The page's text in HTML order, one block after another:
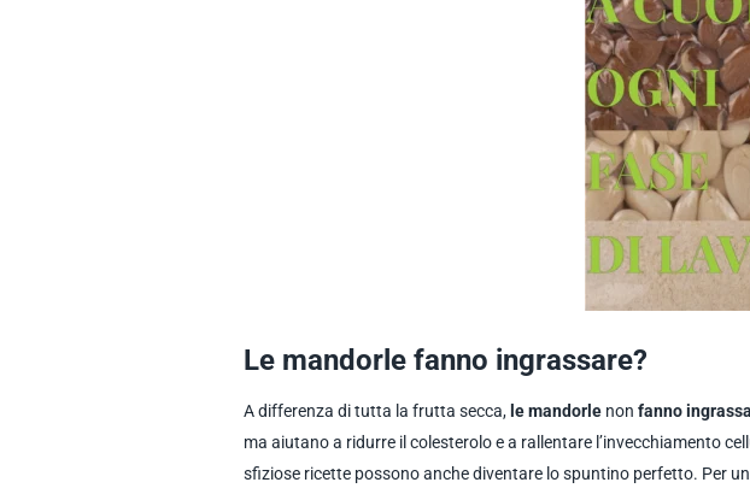
Le mandorle fanno ingrassare?
A differenza di tutta la frutta secca, le mandorle non fanno
ma aiutano a ridurre il colesterolo e a rallentare l’invecchiamento
sfiziose ricette possono anche diventare lo spuntino perfetto. Per